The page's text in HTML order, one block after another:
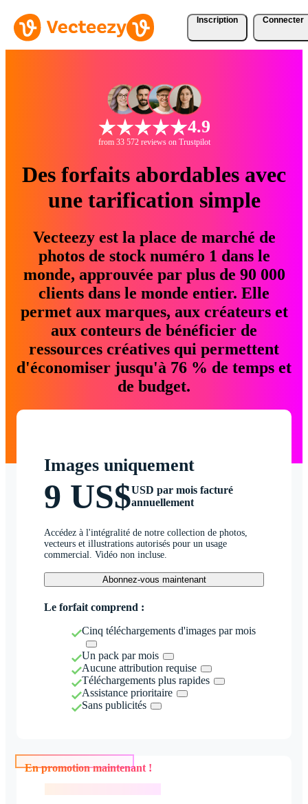
Inscription Connecter
4.9
from 33 572 reviews on Trustpilot
Des forfaits abordables avec
une tarification simple
Vecteezy est la place de marché de
photos de stock numéro 1 dans le
monde, approuvée par plus de 90 000
clients dans le monde entier. Elle
permet aux marques, aux créateurs et
aux conteurs de bénéficier de
ressources créatives qui permettent
d'économiser jusqu'à 76 % de temps et
de budget.
Images uniquement
9 US$USD par mois facturé
annuellement
Accédez à l'intégralité de notre collection de photos,
vecteurs et illustrations autorisés pour un usage
commercial. Vidéo non incluse.
Abonnez-vous maintenant
Le forfait comprend :
Cinq téléchargements d'images par mois
Un pack par mois
Aucune attribution requise
Téléchargements plus rapides
Assistance prioritaire
Sans publicités
En promotion maintenant !